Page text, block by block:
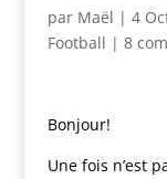
par Maël | 4
Football | 8
Bonjour!
Une fois n’est